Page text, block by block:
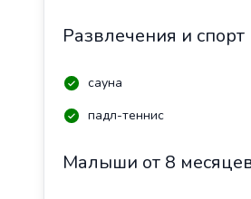
Развлечения и спорт
сауна
падл-теннис
Малыши от 8